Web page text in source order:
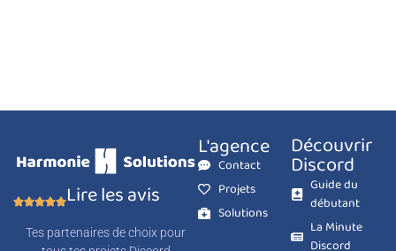
Lire les avis
Tes partenaires de choix pour
L'agence
Contact
Projets
Solutions
Découvrir
Discord
Guide du
débutant
La Minute
Discord